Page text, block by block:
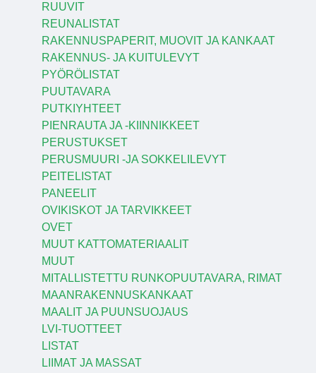
RUUVIT
REUNALISTAT
RAKENNUSPAPERIT, MUOVIT JA KANKAAT
RAKENNUS- JA KUITULEVYT
PYÖRÖLISTAT
PUUTAVARA
PUTKIYHTEET
PIENRAUTA JA -KIINNIKKEET
PERUSTUKSET
PERUSMUURI -JA SOKKELILEVYT
PEITELISTAT
PANEELIT
OVIKISKOT JA TARVIKKEET
OVET
MUUT KATTOMATERIAALIT
MUUT
MITALLISTETTU RUNKOPUUTAVARA, RIMAT
MAANRAKENNUSKANKAAT
MAALIT JA PUUNSUOJAUS
LVI-TUOTTEET
LISTAT
LIIMAT JA MASSAT